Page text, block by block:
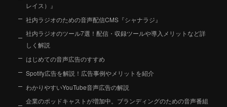
レイス）』
社内ラジオのための音声配信CMS『シャナラジ』
社内ラジオのツール7選！配信・収録ツールや導入メリットなど詳
しく解説
はじめての音声広告のすすめ
Spotify広告を解説！広告事例やメリットを紹介
わかりやすいYouTube音声広告の解説
企業のポッドキャストが増加中。ブランディングのための音声番組